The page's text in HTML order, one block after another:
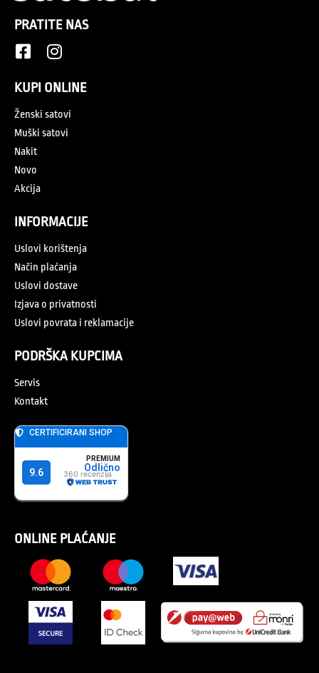
PRATITE NAS
KUPI ONLINE
Ženski satovi
Muški satovi
Nakit
Novo
Akcija
INFORMACIJE
Uslovi korištenja
Način plaćanja
Uslovi dostave
Izjava o privatnosti
Uslovi povrata i reklamacije
PODRŠKA KUPCIMA
Servis
Kontakt
ONLINE PLAĆANJE